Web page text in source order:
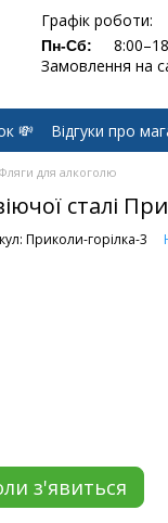
Графік роботи:
Пн-Сб:
Замовлення на
💸 Відгуки про
Фляги для алкоголю
сталі
Приколи-горілка-3
з'явиться